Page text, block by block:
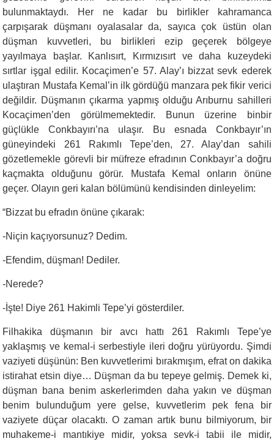
bulunmaktaydı. Her ne kadar bu birlikler kahramanca
çarpışarak düşmanı oyalasalar da, sayıca çok üstün olan
düşman kuvvetleri, bu birlikleri ezip geçerek bölgeye
yayılmaya başlar. Kanlısırt, Kırmızısırt ve daha kuzeydeki
sırtlar işgal edilir. Kocaçimen’e 57. Alay’ı bizzat sevk ederek
ulaştıran Mustafa Kemal’in ilk gördüğü manzara pek fikir verici
değildir. Düşmanın çıkarma yapmış olduğu Arıburnu sahilleri
Kocaçimen’den görülmemektedir. Bunun üzerine binbir
güçlükle Conkbayırı’na ulaşır. Bu esnada Conkbayır’ın
güneyindeki 261 Rakımlı Tepe’den, 27. Alay’dan sahili
gözetlemekle görevli bir müfreze efradının Conkbayır’a doğru
kaçmakta olduğunu görür. Mustafa Kemal onların önüne
geçer. Olayın geri kalan bölümünü kendisinden dinleyelim:
“Bizzat bu efradın önüne çıkarak:
-Niçin kaçıyorsunuz? Dedim.
-Efendim, düşman! Dediler.
-Nerede?
-İşte! Diye 261 Hakimli Tepe’yi gösterdiler.
Filhakika düşmanın bir avcı hattı 261 Rakımlı Tepe’ye
yaklaşmış ve kemal-i serbestiyle ileri doğru yürüyordu. Şimdi
vaziyeti düşünün: Ben kuvvetlerimi bırakmışım, efrat on dakika
istirahat etsin diye… Düşman da bu tepeye gelmiş. Demek ki,
düşman bana benim askerlerimden daha yakın ve düşman
benim bulunduğum yere gelse, kuvvetlerim pek fena bir
vaziyete düçar olacaktı. O zaman artık bunu bilmiyorum, bir
muhakeme-i mantıkiye midir, yoksa sevk-i tabii ile midir,